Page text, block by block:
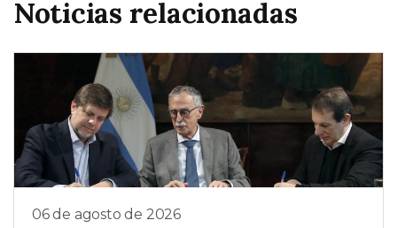
Noticias relacionadas
06 de agosto de 2026